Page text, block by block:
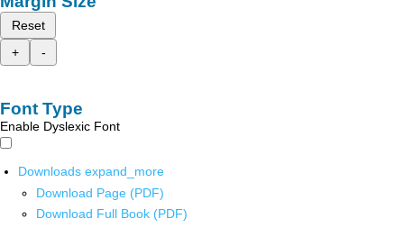
Reset
+
-
Font Type
Enable Dyslexic Font
Downloads expand_more
Download Page (PDF)
Download Full Book (PDF)